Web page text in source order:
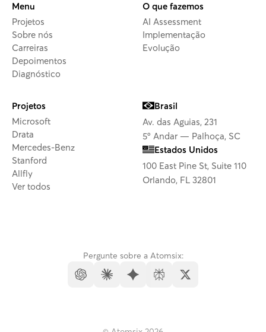
Menu
Projetos
Sobre nós
Carreiras
Depoimentos
Diagnóstico
O que fazemos
AI Assessment
Implementação
Evolução
Projetos
Microsoft
Drata
Mercedes-Benz
Stanford
Allfly
Ver todos
Brasil
Av. das Aguias, 231
5º Andar — Palhoça, SC
Estados Unidos
100 East Pine St, Suite 110
Orlando, FL 32801
Pergunte sobre a Atomsix: